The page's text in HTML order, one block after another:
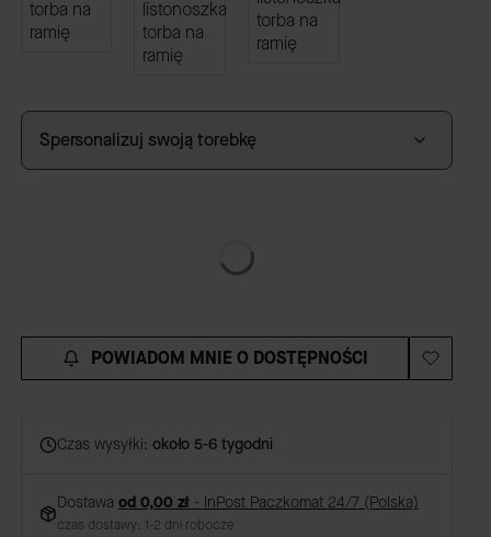
Spersonalizuj swoją torebkę
POWIADOM MNIE O DOSTĘPNOŚCI
Czas wysyłki: około 5-6 tygodni
Dostawa od 0,00 zł - InPost Paczkomat 24/7 (Polska)
czas dostawy: 1-2 dni robocze